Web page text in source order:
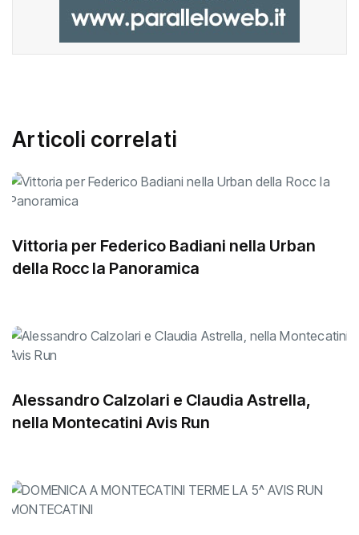
Articoli correlati
Vittoria per Federico Badiani nella Urban
della Rocc la Panoramica
Alessandro Calzolari e Claudia Astrella,
nella Montecatini Avis Run